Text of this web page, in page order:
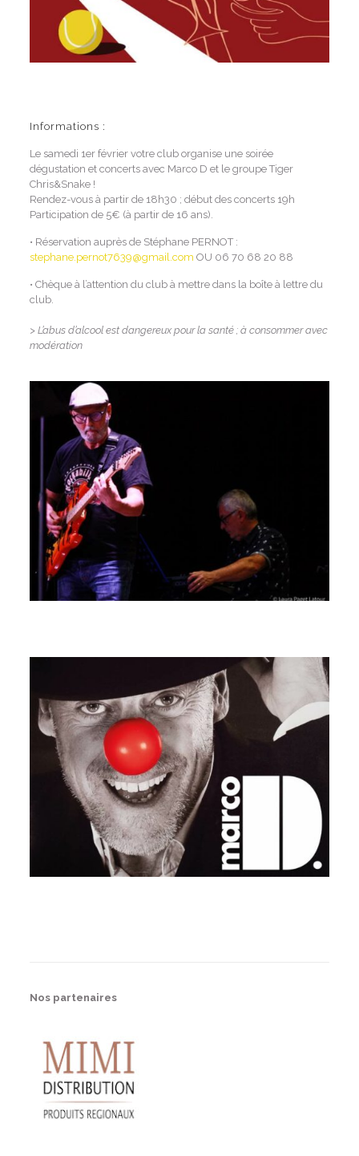
Informations :
Le samedi 1er février votre club organise une soirée
dégustation et concerts avec Marco D et le groupe Tiger
Chris&Snake !
Rendez-vous à partir de 18h30 ; début des concerts 19h
Participation de 5€ (à partir de 16 ans).
• Réservation auprès de Stéphane PERNOT :
stephane.pernot7639@gmail.com OU 06 70 68 20 88
• Chèque à l’attention du club à mettre dans la boîte à lettre du
club.
> L’abus d’alcool est dangereux pour la santé ; à consommer avec
modération
Nos partenaires